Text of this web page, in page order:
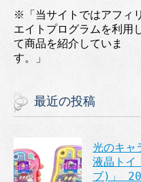
※「当サイトではアフィリ
エイトプログラムを利用
て商品を紹介していま
す。」
最近の投稿
光のキャ
液晶ト
ブ)」